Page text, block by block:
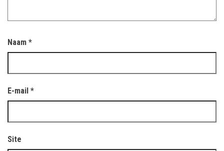
Naam *
E-mail *
Site